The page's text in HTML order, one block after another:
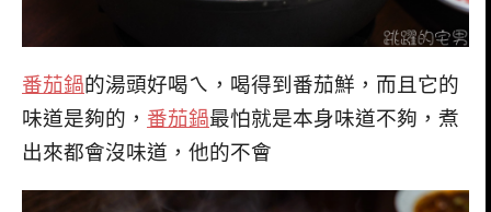
番茄鍋的湯頭好喝ㄟ，喝得到番茄鮮，而且它的
味道是夠的， 番茄鍋最怕就是本身味道不夠，煮
出來都會沒味道，他的不會